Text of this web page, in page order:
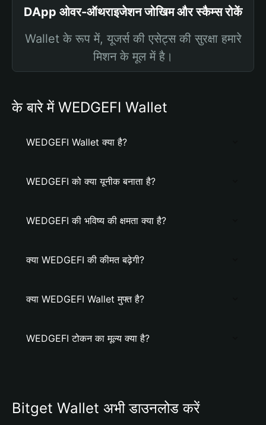
DApp ओवर-ऑथराइजेशन जोखिम और स्कैम्स रोकें
Wallet के रूप में, यूजर्स की एसेट्स की सुरक्षा हमारे
मिशन के मूल में है।
के बारे में WEDGEFI Wallet
WEDGEFI Wallet क्या है?
WEDGEFI को क्या यूनीक बनाता है?
WEDGEFI की भविष्य की क्षमता क्या है?
क्या WEDGEFI की कीमत बढ़ेगी?
क्या WEDGEFI Wallet मुफ्त है?
WEDGEFI टोकन का मूल्य क्या है?
Bitget Wallet अभी डाउनलोड करें